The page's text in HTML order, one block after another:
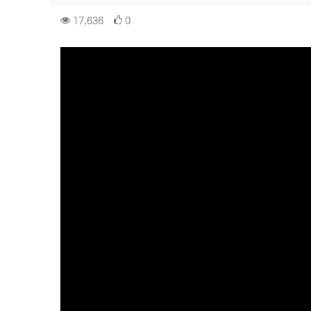
컨텐츠 정보
17,636조회 0추천